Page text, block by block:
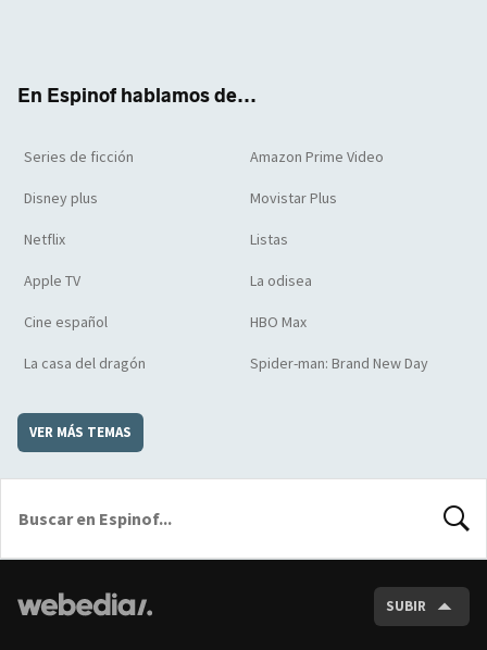
En Espinof hablamos de...
Series de ficción Amazon Prime Video
Disney plus Movistar Plus
Netflix Listas
Apple TV La odisea
Cine español HBO Max
La casa del dragón Spider-man: Brand New Day
VER MÁS TEMAS
SUBIR